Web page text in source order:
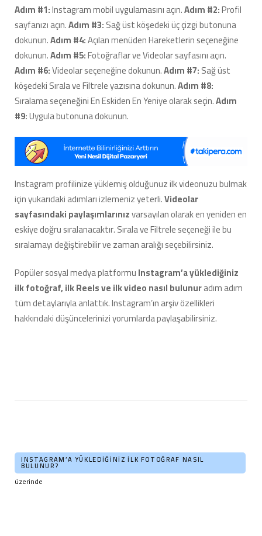
Adım #1:Instagram mobil uygulamasını açın.Adım #2:Profil
sayfanızı açın.Adım #3:Sağ üst köşedeki üç çizgi butonuna
dokunun.Adım #4:Açılan menüden Hareketlerin seçeneğine
dokunun.Adım #5:Fotoğraflar ve Videolar sayfasını açın.
Adım #6:Videolar seçeneğine dokunun.Adım #7:Sağ üst
köşedeki Sırala ve Filtrele yazısına dokunun.Adım #8:
Sıralama seçeneğini En Eskiden En Yeniye olarak seçin.Adım
#9:Uygula butonuna dokunun.
Instagram profilinize yüklemiş olduğunuz ilk videonuzu bulmak
için yukarıdaki adımları izlemeniz yeterli.Videolar
sayfasındaki paylaşımlarınızvarsayılan olarak en yeniden en
eskiye doğru sıralanacaktır. Sırala ve Filtrele seçeneği ile bu
sıralamayı değiştirebilir ve zaman aralığı seçebilirsiniz.
Popüler sosyal medya platformuInstagram’a yüklediğiniz
ilk fotoğraf, ilk Reels ve ilk video nasıl bulunuradım adım
tüm detaylarıyla anlattık. Instagram’ın arşiv özellikleri
hakkındaki düşüncelerinizi yorumlarda paylaşabilirsiniz.
INSTAGRAM’A YÜKLEDIĞINIZ İLK FOTOĞRAF NASIL
BULUNUR?
üzerinde